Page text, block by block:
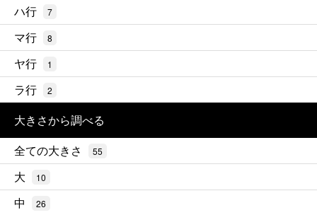
ハ行 7
マ行 8
ヤ行 1
ラ行 2
大きさから調べる
全ての大きさ
55
大 10
中 26